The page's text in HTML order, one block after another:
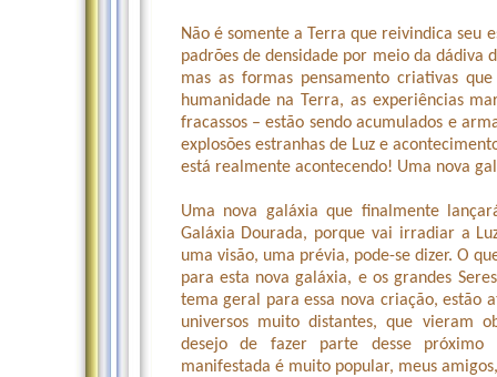
Não é somente a Terra que reivindica seu
padrões de densidade por meio da dádiva
mas as formas pensamento criativas
humanidade na Terra, as experiências
fracassos – estão sendo acumulados e
explosões estranhas de Luz e
está realmente acontecendo! Uma nova
Uma nova galáxia que finalmente
Galáxia Dourada, porque vai irradiar a
uma visão, uma prévia, pode-se dizer. O
para esta nova galáxia, e os grandes
tema geral para essa nova criação, estão
universos muito distantes, que vieram
desejo de fazer parte desse próximo
manifestada é muito popular, meus